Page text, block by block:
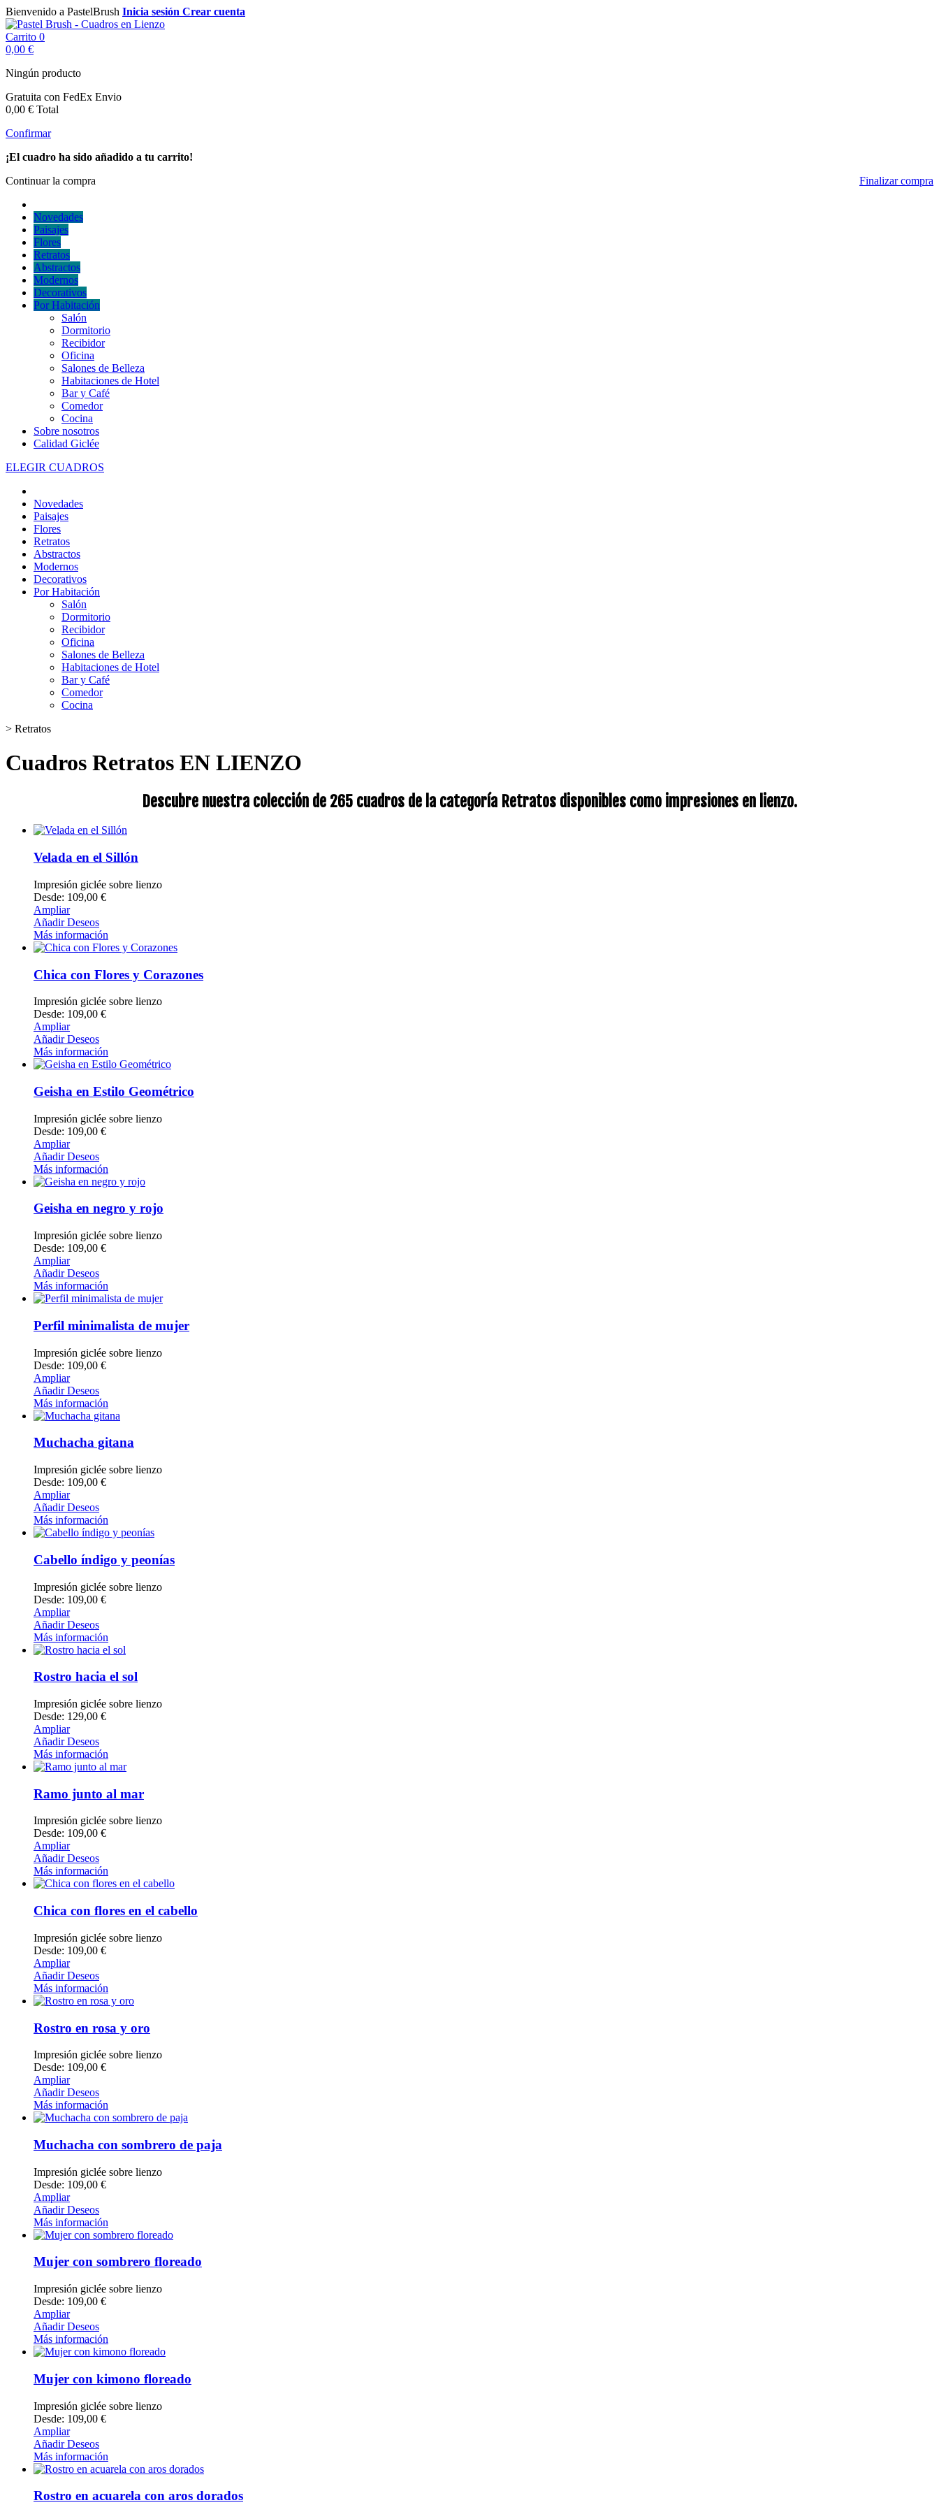
Bienvenido a PastelBrush Inicia sesión Crear cuenta
Carrito 0
0,00 €
Ningún producto
Gratuita con FedEx Envio
0,00 € Total
Confirmar
¡El cuadro ha sido añadido a tu carrito!
Continuar la compra
Finalizar compra
Novedades
Paisajes
Flores
Retratos
Abstractos
Modernos
Decorativos
Por Habitación
Salón
Dormitorio
Recibidor
Oficina
Salones de Belleza
Habitaciones de Hotel
Bar y Café
Comedor
Cocina
Sobre nosotros
Calidad Giclée
ELEGIR CUADROS
Novedades
Paisajes
Flores
Retratos
Abstractos
Modernos
Decorativos
Por Habitación
Salón
Dormitorio
Recibidor
Oficina
Salones de Belleza
Habitaciones de Hotel
Bar y Café
Comedor
Cocina
> Retratos
Cuadros Retratos EN LIENZO
Descubre nuestra colección de 265 cuadros de la categoría Retratos disponibles como impresiones en lienzo.
Velada en el Sillón
Impresión giclée sobre lienzo
Desde: 109,00 €
Ampliar
Añadir Deseos
Más información
Chica con Flores y Corazones
Impresión giclée sobre lienzo
Desde: 109,00 €
Ampliar
Añadir Deseos
Más información
Geisha en Estilo Geométrico
Impresión giclée sobre lienzo
Desde: 109,00 €
Ampliar
Añadir Deseos
Más información
Geisha en negro y rojo
Impresión giclée sobre lienzo
Desde: 109,00 €
Ampliar
Añadir Deseos
Más información
Perfil minimalista de mujer
Impresión giclée sobre lienzo
Desde: 109,00 €
Ampliar
Añadir Deseos
Más información
Muchacha gitana
Impresión giclée sobre lienzo
Desde: 109,00 €
Ampliar
Añadir Deseos
Más información
Cabello índigo y peonías
Impresión giclée sobre lienzo
Desde: 109,00 €
Ampliar
Añadir Deseos
Más información
Rostro hacia el sol
Impresión giclée sobre lienzo
Desde: 129,00 €
Ampliar
Añadir Deseos
Más información
Ramo junto al mar
Impresión giclée sobre lienzo
Desde: 109,00 €
Ampliar
Añadir Deseos
Más información
Chica con flores en el cabello
Impresión giclée sobre lienzo
Desde: 109,00 €
Ampliar
Añadir Deseos
Más información
Rostro en rosa y oro
Impresión giclée sobre lienzo
Desde: 109,00 €
Ampliar
Añadir Deseos
Más información
Muchacha con sombrero de paja
Impresión giclée sobre lienzo
Desde: 109,00 €
Ampliar
Añadir Deseos
Más información
Mujer con sombrero floreado
Impresión giclée sobre lienzo
Desde: 109,00 €
Ampliar
Añadir Deseos
Más información
Mujer con kimono floreado
Impresión giclée sobre lienzo
Desde: 109,00 €
Ampliar
Añadir Deseos
Más información
Rostro en acuarela con aros dorados